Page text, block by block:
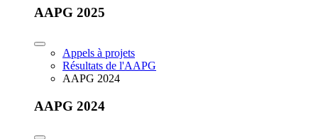
AAPG 2025
Appels à projets
Résultats de l'AAPG
AAPG 2024
AAPG 2024